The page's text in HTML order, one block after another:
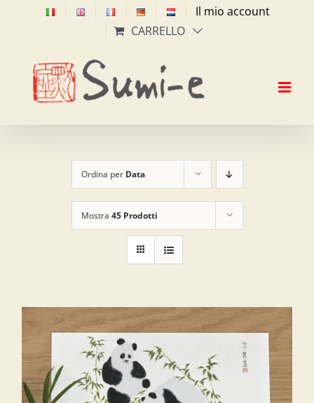
Il mio account
CARRELLO
Ordina per Data
Mostra 45 Prodotti